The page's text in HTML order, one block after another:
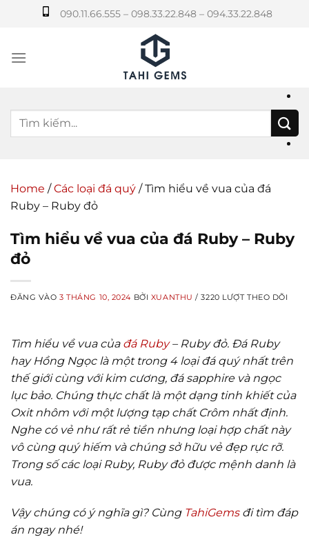
dung
090.11.66.555 – 098.33.22.848 – 094.33.22.848
Home /Các loại đá quý /Tìm hiểu về vua của đá
Ruby – Ruby đỏ
Tìm hiểu về vua của đá Ruby – Ruby
đỏ
ĐĂNG VÀO3 THÁNG 10, 2024 BỞI XUANTHU / 3220 LƯỢT THEO DÕI
Tìm hiểu về vua của đá Ruby– Ruby đỏ. Đá Ruby
hay Hồng Ngọc là một trong 4 loại đá quý nhất trên
thế giới cùng với kim cương, đá sapphire và ngọc
lục bảo. Chúng thực chất là một dạng tinh khiết của
Oxit nhôm với một lượng tạp chất Crôm nhất định.
Nghe có vẻ như rất rẻ tiền nhưng loại hợp chất này
vô cùng quý hiếm và chúng sở hữu vẻ đẹp rực rỡ.
Trong số các loại Ruby, Ruby đỏ được mệnh danh là
vua.
Vậy chúng có ý nghĩa gì? Cùng TahiGemsđi tìm đáp
án ngay nhé!